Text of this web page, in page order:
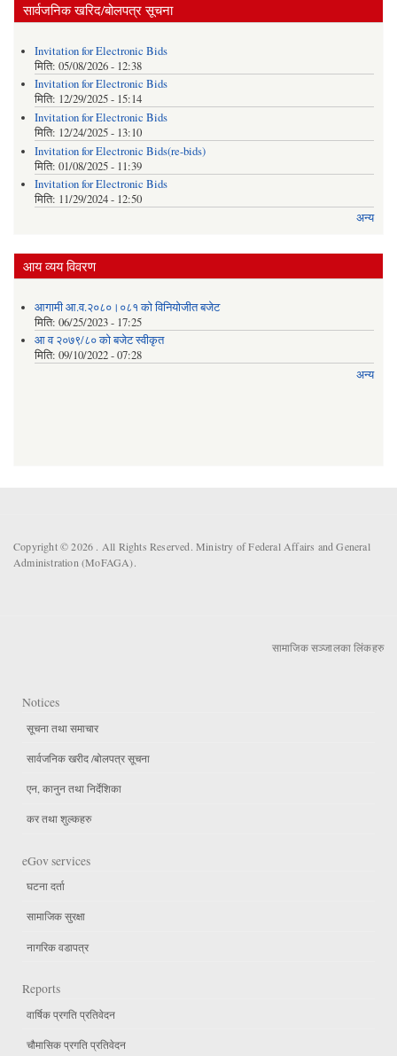
सार्वजनिक खरिद/बोलपत्र सूचना
Invitation for Electronic Bids
मिति: 05/08/2026 - 12:38
Invitation for Electronic Bids
मिति: 12/29/2025 - 15:14
Invitation for Electronic Bids
मिति: 12/24/2025 - 13:10
Invitation for Electronic Bids(re-bids)
मिति: 01/08/2025 - 11:39
Invitation for Electronic Bids
मिति: 11/29/2024 - 12:50
अन्य
आय व्यय विवरण
आगामी आ.व.२०८०।०८१ को विनियोजीत बजेट
मिति: 06/25/2023 - 17:25
आ व २०७९/८० को बजेट स्वीकृत
मिति: 09/10/2022 - 07:28
अन्य
Copyright © 2026 . All Rights Reserved. Ministry of Federal Affairs and General
Administration (MoFAGA).
सामाजिक सञ्जालका लिंकहरु
Notices
सूचना तथा समाचार
सार्वजनिक खरीद /बोलपत्र सूचना
एन, कानुन तथा निर्देशिका
कर तथा शुल्कहरु
eGov services
घटना दर्ता
सामाजिक सुरक्षा
नागरिक वडापत्र
Reports
वार्षिक प्रगति प्रतिवेदन
चौमासिक प्रगति प्रतिवेदन